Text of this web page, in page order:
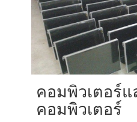
คอมพิวเตอร์
คอมพิวเตอร์